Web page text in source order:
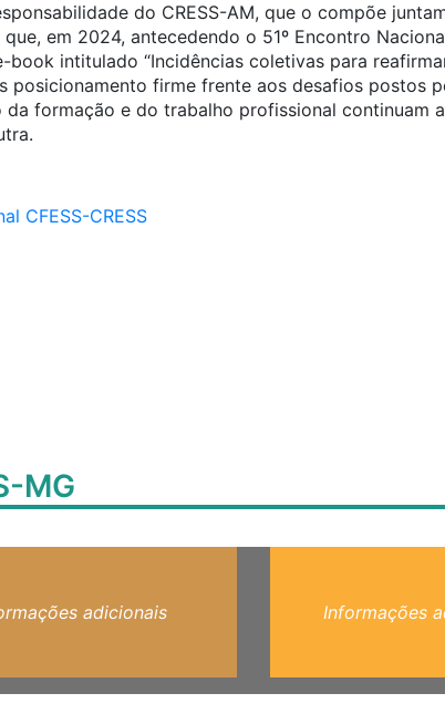
do CRESS-AM, que o compõe
em 2024, antecedendo o 51º Encontro
intitulado “Incidências coletivas para reafirmar
posicionamento firme frente aos desafios postos
formação e do trabalho profissional continuam
CFESS-CRESS
MG
adicionais Informações